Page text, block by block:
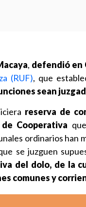
, defendió en
(RUF), que
sean
reserva de
Cooperativa
ordinarios han
se juzguen
del dolo, de la
comunes y